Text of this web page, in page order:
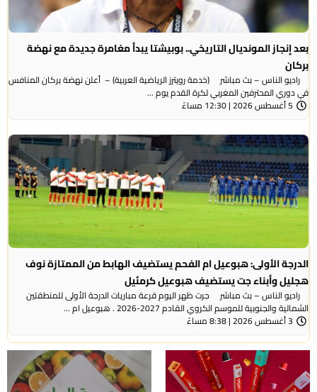
بعد إنجاز المونديال التاريخي.. بوبيشتا يبدأ مغامرة جديدة مع نهضة
بركان
راديو الناس – بث مباشر (خدمة رويترز الرياضية العربية) – ‭‭ ‬‬أعلن نهضة بركان المنافس
في دوري المحترفين المغربي لكرة القدم يوم ...
5 أغسطس 2026 | 12:30 مساءً
الدرجة الأولى: هبوعيل ام الفحم يستضيف الهابط من الممتازة نوف
هجليل وأبناء جت يستضيف هبوعيل كرمئيل
راديو الناس – بث مباشر جرت ظهر اليوم قرعة مباريات الدرجة الأولى للمنطقتين
الشمالية والجنوبية للموسم الكروي القادم 2027-2026 . هبوعيل ام ...
3 أغسطس 2026 | 8:38 مساءً